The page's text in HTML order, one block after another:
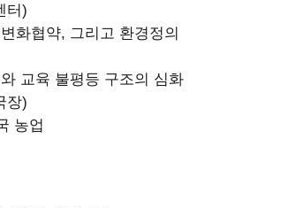
터)
화협약, 그리고 환경정의
교육 불평등 구조의 심화
장)
농업